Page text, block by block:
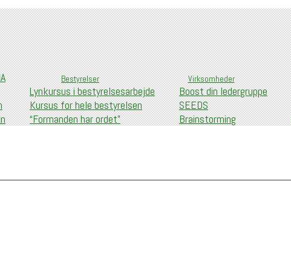
Bestyrelser
Lynkursus i bestyrelsesarbejde
Kursus for hele bestyrelsen
“Formanden har ordet”
Virksomheder
Boost din ledergruppe
SEEDS
Brainstorming